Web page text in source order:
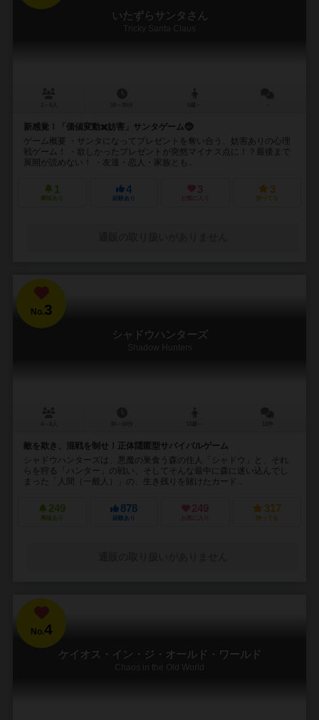
いたずらサンタさん
Tricky Santa Claus
新感覚！「価値変動✖️妨害」サンタゲーム🤶
ゲーム概要 ・サンタになってプレゼントを奪い合う、妨害ありの心理
戦ゲーム！ ・欲しかったプレゼントが突然マイナス点に！？最後まで
展開が読めない！ ・友達・恋人・家族とも...
1
興味あり
4
経験あり
3
お気に入り
3
持ってる
No.3
シャドウハンターズ
Shadow Hunters
敵を欺き、混戦を制せ！正体隠匿型サバイバルゲーム
シャドウハンターズは、悪魔の巣食う森の住人「シャドウ」と、それ
らを狩る「ハンター」の戦い、そしてそんな最中に森に迷い込んでし
まった「人間（一般人）」の、生き残りを賭けたカード...
249
興味あり
878
経験あり
249
お気に入り
317
持ってる
No.4
ケイオス・イン・ジ・オールド・ワールド
Chaos in the Old World